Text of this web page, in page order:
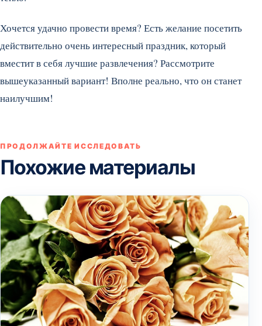
Хочется удачно провести время? Есть желание посетить
действительно очень интересный праздник, который
вместит в себя лучшие развлечения? Рассмотрите
вышеуказанный вариант! Вполне реально, что он станет
наилучшим!
ПРОДОЛЖАЙТЕ ИССЛЕДОВАТЬ
Похожие материалы